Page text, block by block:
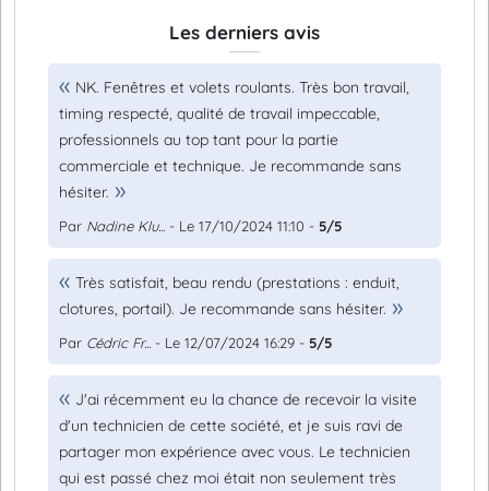
Les derniers avis
NK. Fenêtres et volets roulants. Très bon travail,
timing respecté, qualité de travail impeccable,
professionnels au top tant pour la partie
commerciale et technique. Je recommande sans
hésiter.
Par Nadine Klu... - Le 17/10/2024 11:10 - 5/5
Très satisfait, beau rendu (prestations : enduit,
clotures, portail). Je recommande sans hésiter.
Par Cédric Fr... - Le 12/07/2024 16:29 - 5/5
J'ai récemment eu la chance de recevoir la visite
d'un technicien de cette société, et je suis ravi de
partager mon expérience avec vous. Le technicien
qui est passé chez moi était non seulement très